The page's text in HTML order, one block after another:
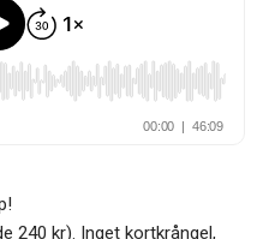
240 kr). Inget kortkrångel,